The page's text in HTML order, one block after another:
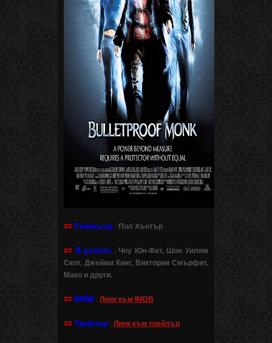
## Режисьор : Пол Хънтър
## В ролите :Чоу Юн-Фат, Шон Уилям
Скот, Джейми Кинг, Виктория Смърфит,
Мако и други.
## IMDB : Линк към IMDB
## Трейлър : Линк към трейлър